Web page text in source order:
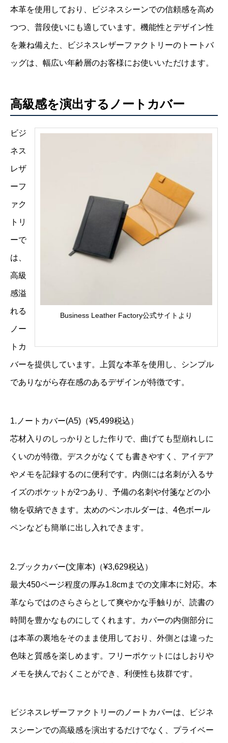
本革を使用しており、ビジネスシーンでの信頼感を高め
つつ、普段使いにも適しています。機能性とデザイン性
を兼ね備えた、ビジネスレザーファクトリーのトートバ
ッグは、幅広い年齢層のお客様にお使いいただけます。
高級感を演出するノートカバー
Business Leather Factory公式サイトより
ビジ
ネス
レザ
ーフ
ァク
トリ
ーで
は、
高級
感溢
れる
ノー
トカ
バーを提供しています。上質な本革を使用し、シンプル
でありながら存在感のあるデザインが特徴です。
1.ノートカバー(A5)（¥5,499税込）
芯材入りのしっかりとした作りで、曲げても型崩れしに
くいのが特徴。デスクがなくても書きやすく、アイデア
やメモを記録するのに便利です。内側には名刺が入るサ
イズのポケットが2つあり、予備の名刺や付箋などの小
物を収納できます。太めのペンホルダーは、4色ボール
ペンなども簡単に出し入れできます。
2.ブックカバー(文庫本)（¥3,629税込）
最大450ページ程度の厚み1.8cmまでの文庫本に対応。本
革ならではのさらさらとして爽やかな手触りが、読書の
時間を豊かなものにしてくれます。カバーの内側部分に
は本革の裏地をそのまま使用しており、外側とは違った
色味と質感を楽しめます。フリーポケットにはしおりや
メモを挟んでおくことができ、利便性も抜群です。
ビジネスレザーファクトリーのノートカバーは、ビジネ
スシーンでの高級感を演出するだけでなく、プライベー